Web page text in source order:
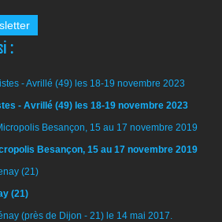
:
- Avrillé (49) les 18-19 novembre 2023
Besançon, 15 au 17 novembre 2019
(21)